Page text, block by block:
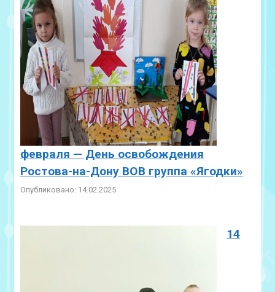
февраля — День освобождения
Ростова-на-Дону ВОВ группа «Ягодки»
Опубликовано: 14.02.2025
14